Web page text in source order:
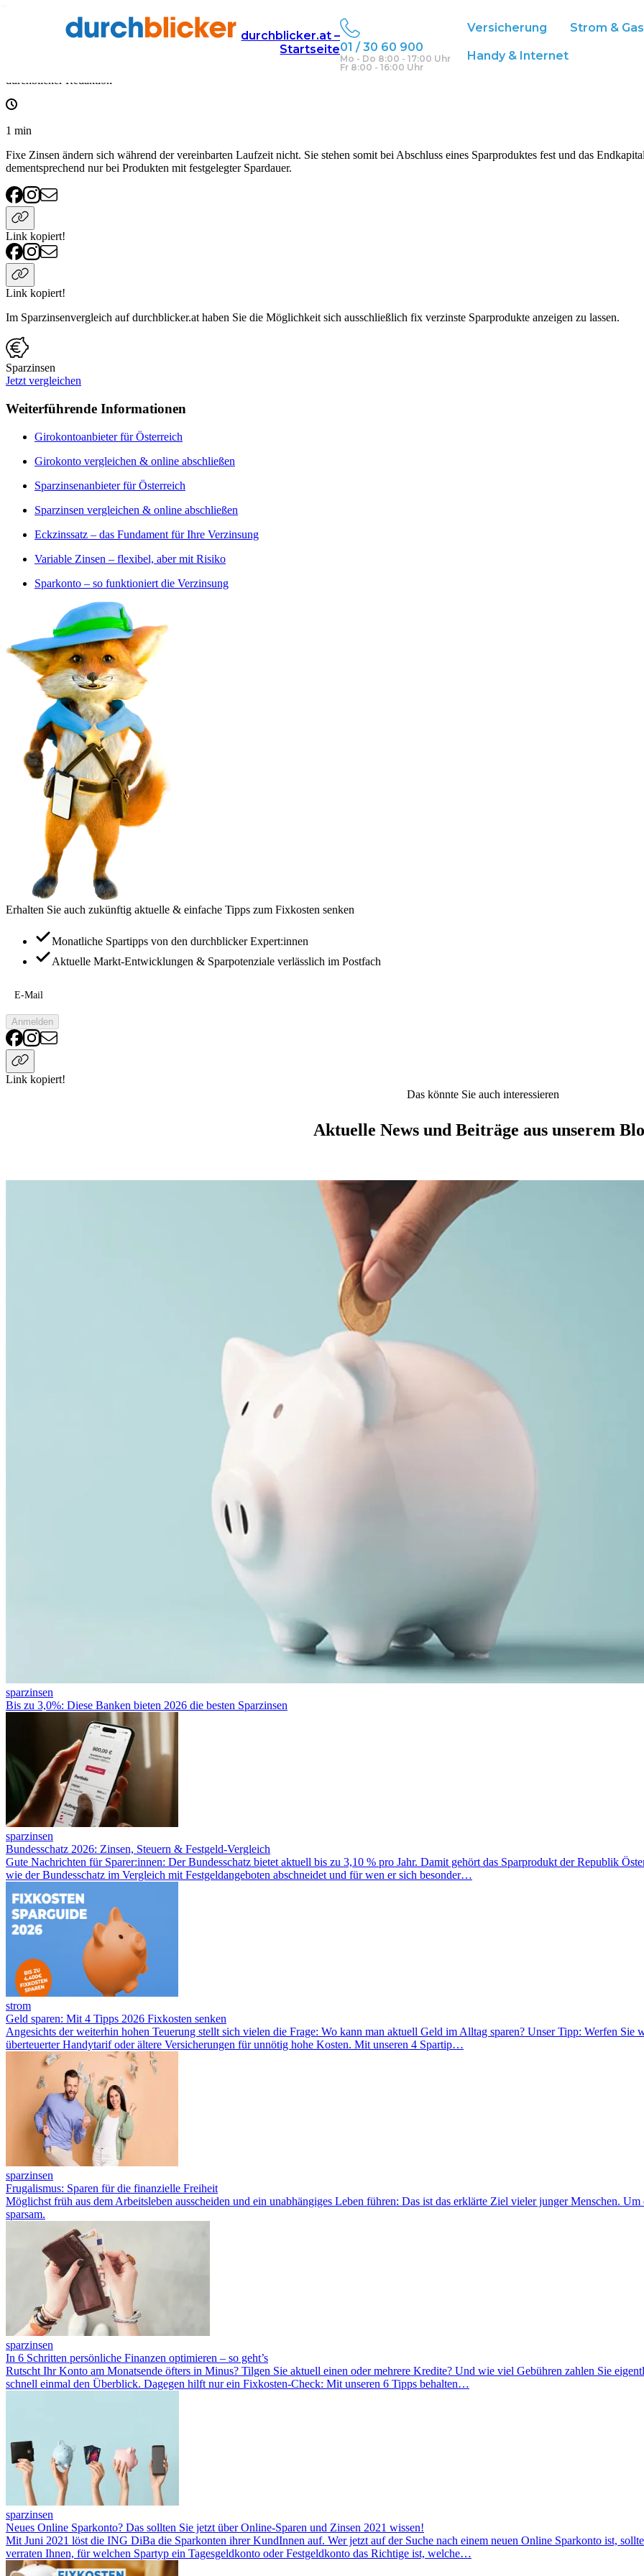
durchblicker.at –
Startseite01 / 30 60 900
Mo - Do 8:00 - 17:00 Uhr
Fr 8:00 - 16:00 Uhr
Versicherung Strom & Gas
Handy & Internet
Finanzen sparzinsen
durchblicker Redaktion
1 min
Fixe Zinsen ändern sich während der vereinbarten Laufzeit nicht. Sie stehen somit bei Abschluss eines Sparproduktes fest und das
dementsprechend nur bei Produkten mit festgelegter Spardauer.
Link kopiert!
Link kopiert!
Im Sparzinsenvergleich auf durchblicker.at haben Sie die Möglichkeit sich ausschließlich fix verzinste Sparprodukte anzeigen zu lassen.
Sparzinsen
Jetzt vergleichen
Weiterführende Informationen
Girokontoanbieter für Österreich
Girokonto vergleichen & online abschließen
Sparzinsenanbieter für Österreich
Sparzinsen vergleichen & online abschließen
Eckzinssatz – das Fundament für Ihre Verzinsung
Variable Zinsen – flexibel, aber mit Risiko
Sparkonto – so funktioniert die Verzinsung
Erhalten Sie auch zukünftig aktuelle & einfache Tipps zum Fixkosten senken
Monatliche Spartipps von den durchblicker Expert:innen
Aktuelle Markt-Entwicklungen & Sparpotenziale verlässlich im Postfach
E-Mail
Anmelden
Link kopiert!
Das könnte Sie auch interessieren
Aktuelle News und Beiträge aus unserem
sparzinsen
Bis zu 3,0%: Diese Banken bieten 2026 die besten Sparzinsen
sparzinsen
Bundesschatz 2026: Zinsen, Steuern & Festgeld-Vergleich
Gute Nachrichten für Sparer:innen: Der Bundesschatz bietet aktuell bis zu 3,10 % pro Jahr. Damit gehört das Sparprodukt der Republik
wie der Bundesschatz im Vergleich mit Festgeldangeboten abschneidet und für wen er sich besonder…
strom
Geld sparen: Mit 4 Tipps 2026 Fixkosten senken
Angesichts der weiterhin hohen Teuerung stellt sich vielen die Frage: Wo kann man aktuell Geld im Alltag sparen? Unser Tipp: Werfen
überteuerter Handytarif oder ältere Versicherungen für unnötig hohe Kosten. Mit unseren 4 Spartip…
sparzinsen
Frugalismus: Sparen für die finanzielle Freiheit
Möglichst früh aus dem Arbeitsleben ausscheiden und ein unabhängiges Leben führen: Das ist das erklärte Ziel vieler junger Menschen.
sparsam.
sparzinsen
In 6 Schritten persönliche Finanzen optimieren – so geht’s
Rutscht Ihr Konto am Monatsende öfters in Minus? Tilgen Sie aktuell einen oder mehrere Kredite? Und wie viel Gebühren zahlen Sie
schnell einmal den Überblick. Dagegen hilft nur ein Fixkosten-Check: Mit unseren 6 Tipps behalten…
sparzinsen
Neues Online Sparkonto? Das sollten Sie jetzt über Online-Sparen und Zinsen 2021 wissen!
Mit Juni 2021 löst die ING DiBa die Sparkonten ihrer KundInnen auf. Wer jetzt auf der Suche nach einem neuen Online Sparkonto ist,
verraten Ihnen, für welchen Spartyp ein Tagesgeldkonto oder Festgeldkonto das Richtige ist, welche…